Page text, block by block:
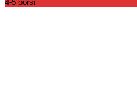
4-5 porsi